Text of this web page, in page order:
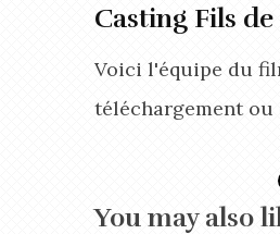
Casting Fils de
Voici l'équipe du
téléchargement ou
You may also